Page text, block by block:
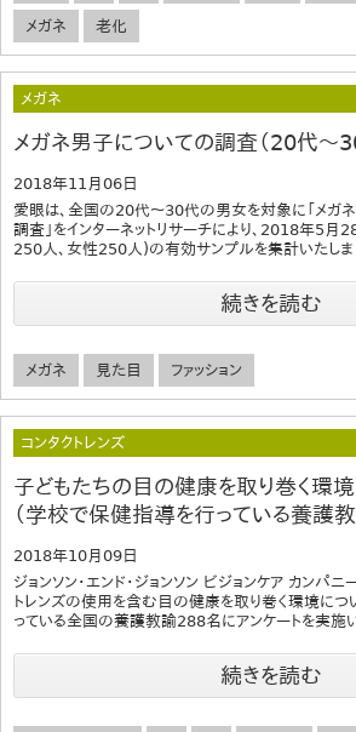
メガネ 老化
メガネ
メガネ男子についての調査（20代～
2018年11月06日
愛眼は、全国の20代～30代の男女を対象に「メガ
調査」をインターネットリサーチにより、2018年5
250人、女性250人)の有効サンプルを集計いたし
続きを読む
メガネ 見た目 ファッション
コンタクトレンズ
子どもたちの目の健康を取り巻く環
（学校で保健指導を行っている養護
2018年10月09日
ジョンソン・エンド・ジョンソン ビジョンケア カンパ
トレンズの使用を含む目の健康を取り巻く環境に
っている全国の養護教諭288名にアンケートを実施
続きを読む